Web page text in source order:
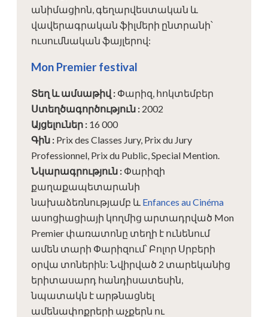
անիմացիոն, գեղարվեստական ​​և
վավերագրական ֆիլմերի ընտրանի՝
ուսումնական ֆայլերով:
Mon Premier festival
Տեղ և ամսաթիվ : Փարիզ, հոկտեմբեր
Ստեղծագործություն : 2002
Այցելուներ : 16 000
Գին : Prix des Classes Jury, Prix du Jury
Professionnel, Prix du Public, Special Mention.
Նկարագրություն : Փարիզի
քաղաքապետարանի
նախաձեռնությամբ և Enfances au Cinéma
ասոցիացիայի կողմից արտադրված Mon
Premier փառատոնը տեղի է ունենում
ամեն տարի Փարիզում՝ Բոլոր Սրբերի
օրվա տոներին: Նվիրված 2 տարեկանից
երիտասարդ հանդիսատեսին,
նպատակն է արթնացնել
ամենափոքրերի աչքերն ու